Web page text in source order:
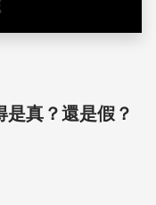
是真？還是假？